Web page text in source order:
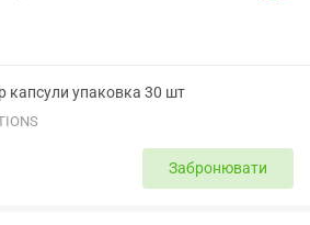
капсули упаковка 30 шт
Забронювати